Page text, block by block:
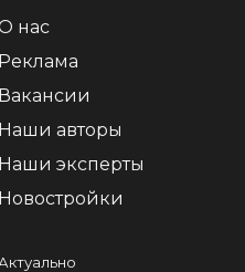
нас
Реклама
Вакансии
Наши авторы
Наши эксперты
Новостройки